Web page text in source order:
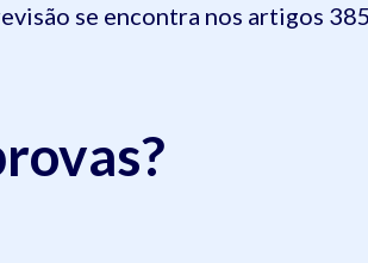
se encontra nos artigos